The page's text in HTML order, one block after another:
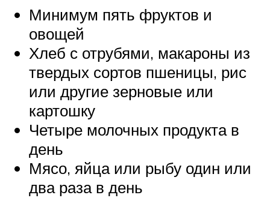
Минимум пять фруктов и
овощей
Хлеб с отрубями, макароны из
твердых сортов пшеницы, рис
или другие зерновые или
картошку
Четыре молочных продукта в
день
Мясо, яйца или рыбу один или
два раза в день